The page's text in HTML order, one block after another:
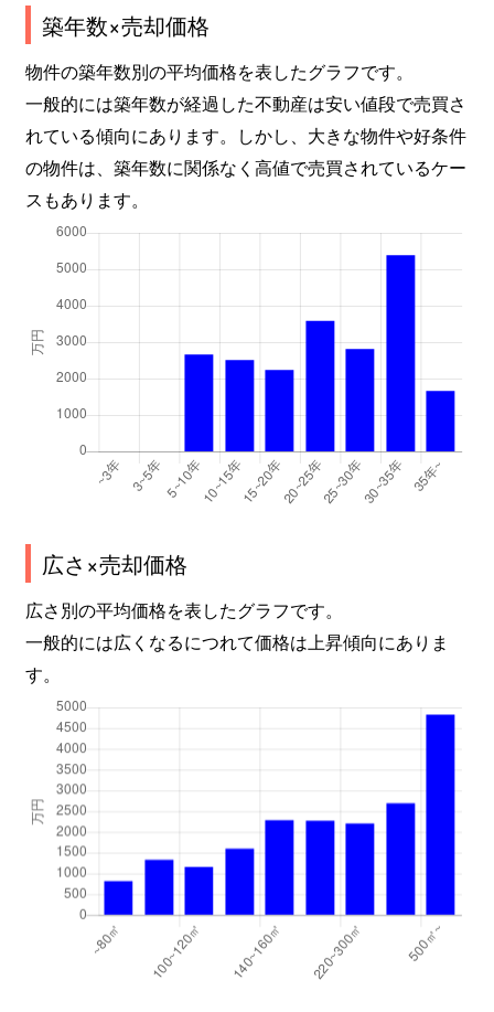
築年数×売却価格
物件の築年数別の平均価格を表したグラフです。
一般的には築年数が経過した不動産は安い値段で売買さ
れている傾向にあります。しかし、大きな物件や好条件
の物件は、築年数に関係なく高値で売買されているケー
スもあります。
広さ×売却価格
広さ別の平均価格を表したグラフです。
一般的には広くなるにつれて価格は上昇傾向にありま
す。